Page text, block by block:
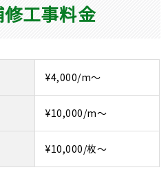
工事料金
¥4,000/m～
¥10,000/m～
¥10,000/枚～